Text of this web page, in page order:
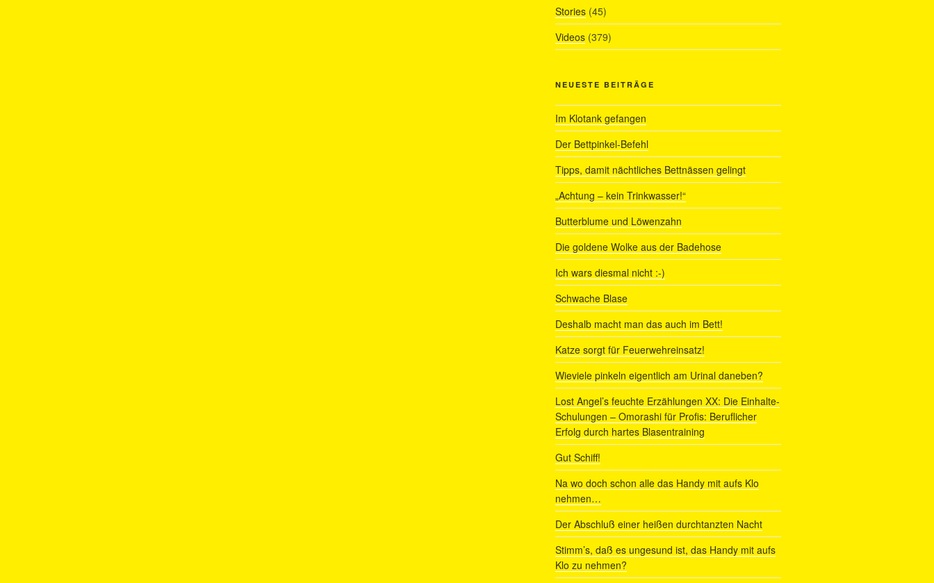
Stories(45)
Videos(379)
NEUESTE BEITRÄGE
Im Klotank gefangen
Der Bettpinkel-Befehl
Tipps, damit nächtliches Bettnässen gelingt
„Achtung – kein Trinkwasser!“
Butterblume und Löwenzahn
Die goldene Wolke aus der Badehose
Ich wars diesmal nicht :-)
Schwache Blase
Deshalb macht man das auch im Bett!
Katze sorgt für Feuerwehreinsatz!
Wieviele pinkeln eigentlich am Urinal daneben?
Lost Angel’s feuchte Erzählungen XX: Die Einhalte-
Schulungen – Omorashi für Profis: Beruflicher
Erfolg durch hartes Blasentraining
Gut Schiff!
Na wo doch schon alle das Handy mit aufs Klo
nehmen…
Der Abschluß einer heißen durchtanzten Nacht
Stimm’s, daß es ungesund ist, das Handy mit aufs
Klo zu nehmen?